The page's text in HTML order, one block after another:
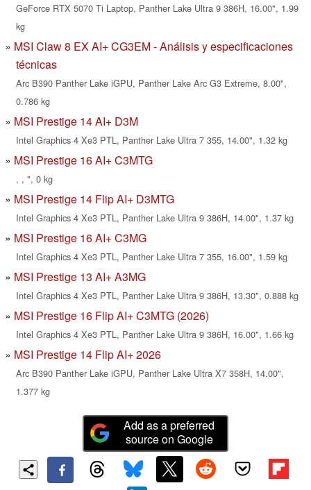
GeForce RTX 5070 Ti Laptop, Panther Lake Ultra 9 386H, 16.00", 1.99
kg
MSI Claw 8 EX AI+ CG3EM - Análisis y especificaciones
técnicas
Arc B390 Panther Lake iGPU, Panther Lake Arc G3 Extreme, 8.00",
0.786 kg
MSI Prestige 14 AI+ D3M
Intel Graphics 4 Xe3 PTL, Panther Lake Ultra 7 355, 14.00", 1.32 kg
MSI Prestige 16 AI+ C3MTG
, , ", 0 kg
MSI Prestige 14 Flip AI+ D3MTG
Intel Graphics 4 Xe3 PTL, Panther Lake Ultra 9 386H, 14.00", 1.37 kg
MSI Prestige 16 AI+ C3MG
Intel Graphics 4 Xe3 PTL, Panther Lake Ultra 7 355, 16.00", 1.59 kg
MSI Prestige 13 AI+ A3MG
Intel Graphics 4 Xe3 PTL, Panther Lake Ultra 9 386H, 13.30", 0.888 kg
MSI Prestige 16 Flip AI+ C3MTG (2026)
Intel Graphics 4 Xe3 PTL, Panther Lake Ultra 9 386H, 16.00", 1.66 kg
MSI Prestige 14 Flip AI+ 2026
Arc B390 Panther Lake iGPU, Panther Lake Ultra X7 358H, 14.00",
1.377 kg
Add as a preferred
source on Google